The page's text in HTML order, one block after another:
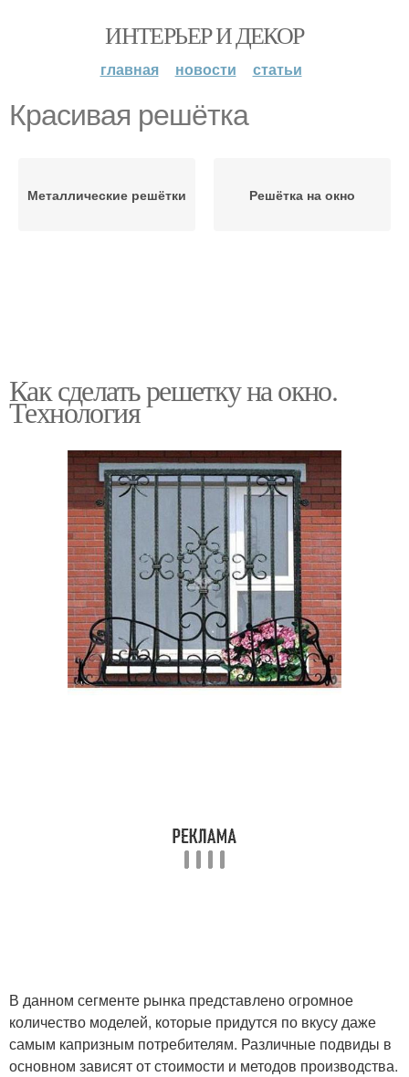
ИНТЕРЬЕР И ДЕКОР
главная новости статьи
Красивая решётка
Металлические решётки Решётка на окно
Как сделать решетку на окно.
Технология
В данном сегменте рынка представлено огромное
количество моделей, которые придутся по вкусу даже
самым капризным потребителям. Различные подвиды в
основном зависят от стоимости и методов производства.